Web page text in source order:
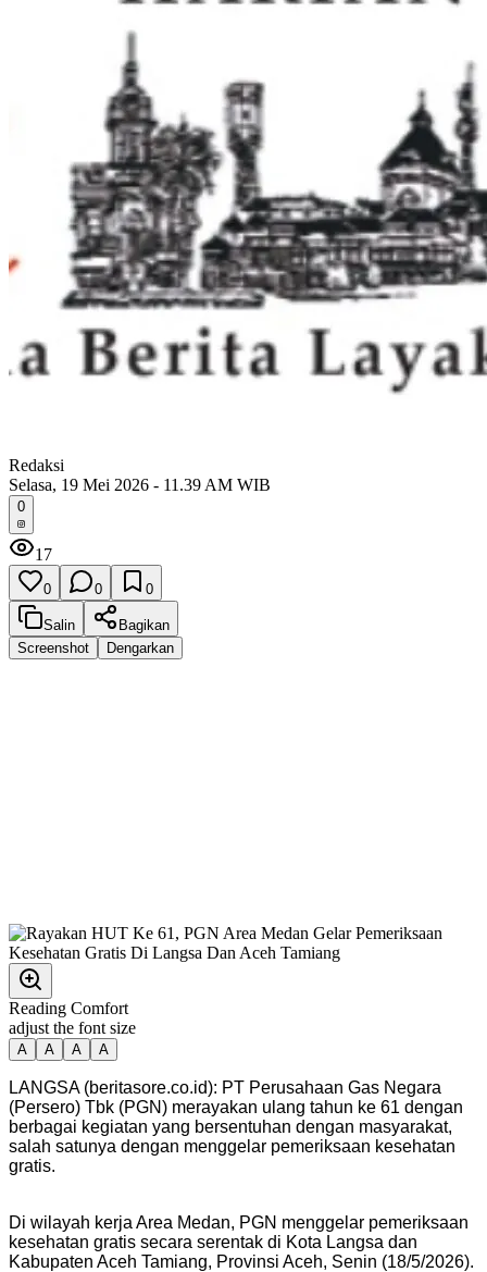
Redaksi
Selasa, 19 Mei 2026 - 11.39 AM WIB
0
17
0 0 0
Salin
Bagikan
Screenshot
Dengarkan
Reading Comfort
adjust the font size
A A A A
LANGSA (beritasore.co.id): PT Perusahaan Gas Negara
(Persero) Tbk (PGN) merayakan ulang tahun ke 61 dengan
berbagai kegiatan yang bersentuhan dengan masyarakat,
salah satunya dengan menggelar pemeriksaan kesehatan
gratis.
Di wilayah kerja Area Medan, PGN menggelar pemeriksaan
kesehatan gratis secara serentak di Kota Langsa dan
Kabupaten Aceh Tamiang, Provinsi Aceh, Senin (18/5/2026).